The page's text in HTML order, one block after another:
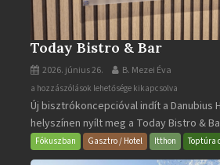
Today Bistro & Bar
2026. június 26. B. Mezei Éva
Today
Bistro
&
Bar
bejegyzéshez
a hozzászólások lehetősége kikapcsolva
Új bisztrókoncepcióval indít a Danubius
helyszínen nyílt meg a Today Bistro &
Fókuszban Gasztro / Hotel Itthon Toptúra